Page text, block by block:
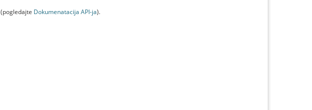
(pogledajte Dokumenаtаcijа API-jа).